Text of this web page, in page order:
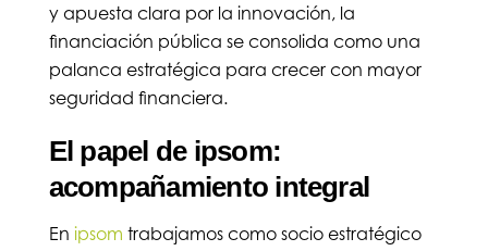
y apuesta clara por la innovación, la
financiación pública se consolida como una
palanca estratégica para crecer con mayor
seguridad financiera.
El papel de ipsom:
acompañamiento integral
En ipsom trabajamos como socio estratégico